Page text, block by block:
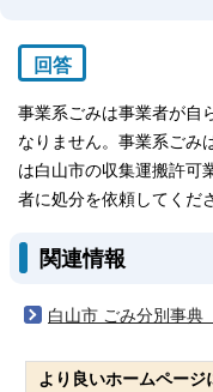
回答
事業系ごみは事業者が自
なりません。事業系ごみ
は白山市の収集運搬許可
者に処分を依頼してくだ
関連情報
白山市 ごみ分別事
より良いホームペー